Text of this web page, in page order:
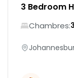
3 Bedroom
Chambres:3